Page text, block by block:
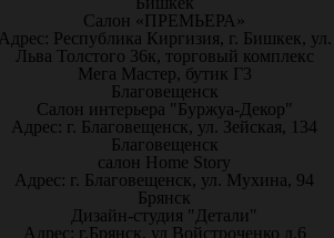
Салон «ПРЕМЬЕРА»
Республика Киргизия, г. Бишкек, ул.
Льва Толстого 36к, торговый комплекс
Мега Мастер, бутик Г3
Благовещенск
Салон интерьера "Буржуа-Декор"
Адрес: г. Благовещенск, ул. Зейская, 134
Благовещенск
салон Home Story
Адрес: г. Благовещенск, ул. Мухина, 94
Брянск
Дизайн-студия "Детали"
Адрес: г.Брянск, ул Войстроченко д.6